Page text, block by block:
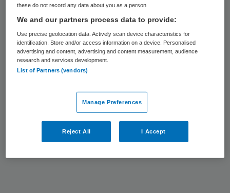
vanwege personeelstekort
Vrijdag17 juli 2026
Rechter: Zilveren Kruis betaalde genoeg voor
niet-gecontracteerde zorg
Volgende
these do not record any data about you as a person
We and our partners process data to provide:
Use precise geolocation data. Actively scan device characteristics for
identification. Store and/or access information on a device. Personalised
advertising and content, advertising and content measurement, audience
research and services development.
List of Partners (vendors)
Manage Preferences
Reject All I Accept